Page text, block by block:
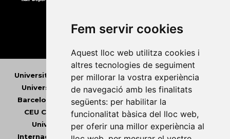
Fem servir cookies
Aquest lloc web utilitza cookies i
altres tecnologies de seguiment
per millorar la vostra experiència
de navegació amb les finalitats
següents: per habilitar la
funcionalitat bàsica del lloc web,
per oferir una millor experiència al
Universitat Abat Oliba CEU • Universitat d'Alacant
Universitat d'Andorra•Universitat Autònoma de
Barcelona
Universitat de Barcelona •
CEU Cardenal Herrera•Universitat de Girona
Universitat de les Illes Balears•Universitat
Internacional de Catalunya•Universitat Jaume I